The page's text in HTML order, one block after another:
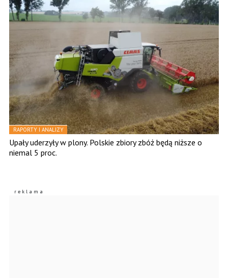
RAPORTY I ANALIZY
Upały uderzyły w plony. Polskie zbiory zbóż będą niższe o
niemal 5 proc.